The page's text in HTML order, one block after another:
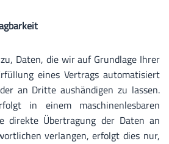
Daten, die wir auf Grundlage Ihrer
eines Vertrags automatisiert
an Dritte aushändigen zu lassen.
in einem maschinenlesbaren
direkte Übertragung der Daten an
verlangen, erfolgt dies nur,